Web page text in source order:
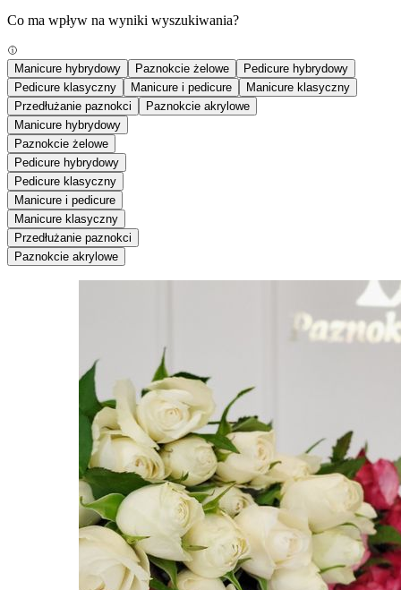
Co ma wpływ na wyniki wyszukiwania?
Manicure hybrydowy Paznokcie żelowe
Pedicure hybrydowy
Pedicure klasyczny
Manicure i pedicure
Manicure klasyczny
Przedłużanie paznokci
Paznokcie akrylowe
Manicure hybrydowy
Paznokcie żelowe
Pedicure hybrydowy
Pedicure klasyczny
Manicure i pedicure
Manicure klasyczny
Przedłużanie paznokci
Paznokcie akrylowe